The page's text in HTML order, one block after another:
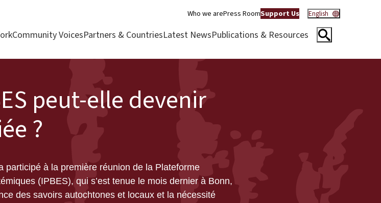
Who we arePress RoomSupport Us English
Community VoicesPartners & CountriesLatest NewsPublications & Resources
peut-elle devenir
?
à la première réunion de la Plateforme
(IPBES), qui s’est tenue le mois dernier à Bonn,
des savoirs autochtones et locaux et la nécessité